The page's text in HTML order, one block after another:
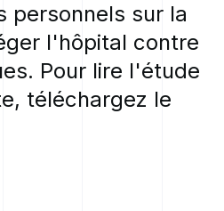
personnels sur la
l'hôpital contre
Pour lire l'étude
téléchargez le